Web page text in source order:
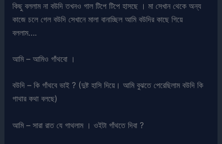
কিছু বললাম না বউদি তখনও গাল টিপে টিপে হাসছে । মা সেখান থেকে অন্য
কাজে চলে গেল বউদি সেখানে মালা বানাচ্ছিল আমি বউদির কাছে গিয়ে
বললাম….
আমি – আমিও গাঁথবো ।
বউদি – কি গাঁথবে ভাই ? (দুষ্ট হাসি দিয়ে। আমি বুঝতে পেরেছিলাম বউদি কি
গাথার কথা বলছে)
আমি – সারা রাত যে গাথলাম । ওইটা গাঁথতে দিবা ?